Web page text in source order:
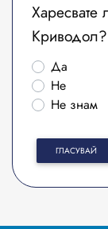
Криводол?
Да
Не
Не знам
ГЛАСУВАЙ